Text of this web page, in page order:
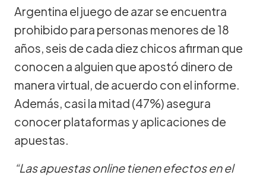
Argentina el juego de azar se encuentra
prohibido para personas menores de 18
años, seis de cada diez chicos afirman que
conocen a alguien que apostó dinero de
manera virtual, de acuerdo con el informe.
Además, casi la mitad (47%) asegura
conocer plataformas y aplicaciones de
apuestas.
“Las apuestas online tienen efectos en el